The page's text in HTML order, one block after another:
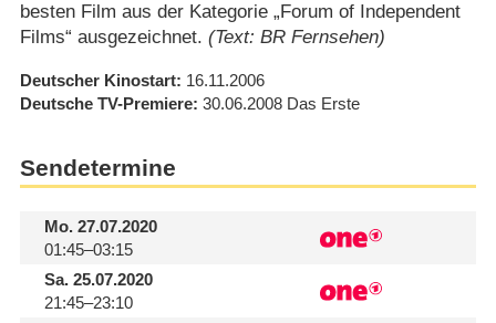
besten Film aus der Kategorie „Forum of Independent
Films“ ausgezeichnet. (Text: BR Fernsehen)
Deutscher Kinostart 16.11.2006
Deutsche TV-Premiere 30.06.2008 Das Erste
Sendetermine
Mo.27.07.2020
01:45–03:15
Sa.25.07.2020
21:45–23:10